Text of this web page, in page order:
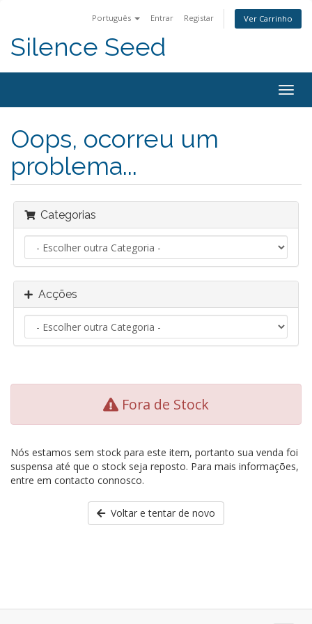
Português Entrar Registar Ver Carrinho
Silence Seed
Oops, ocorreu um
problema...
Categorias
Acções
Fora de Stock
Nós estamos sem stock para este item, portanto sua venda foi
suspensa até que o stock seja reposto. Para mais informações,
entre em contacto connosco.
Voltar e tentar de novo